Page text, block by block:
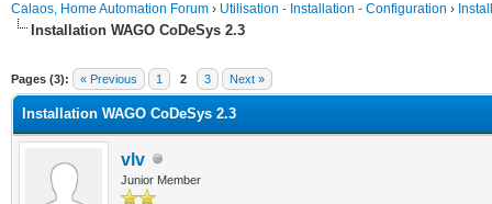
Calaos, Home Automation Forum › Utilisation - Installation - Configuration ›
Installation WAGO CoDeSys 2.3
Pages (3): « Previous 1 2 3 Next »
Installation WAGO CoDeSys 2.3
vlv
Junior Member